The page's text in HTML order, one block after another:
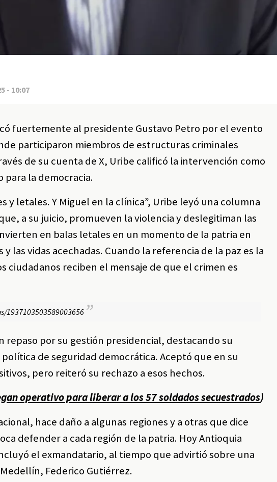
- 10:07
fuertemente al presidente Gustavo Petro por el evento
participaron miembros de estructuras criminales
de su cuenta de X, Uribe calificó la intervención como
para la democracia.
y letales. Y Miguel en la clínica”, Uribe leyó una columna
a su juicio, promueven la violencia y deslegitiman las
en balas letales en un momento de la patria en
las vidas acechadas. Cuando la referencia de la paz es la
ciudadanos reciben el mensaje de que el crimen es
1937103503589003656
por su gestión presidencial, destacando su
de seguridad democrática. Aceptó que en su
pero reiteró su rechazo a esos hechos.
operativo para liberar a los 57 soldados secuestrados)
hace daño a algunas regiones y a otras que dice
defender a cada región de la patria. Hoy Antioquia
el exmandatario, al tiempo que advirtió sobre una
Federico Gutiérrez.